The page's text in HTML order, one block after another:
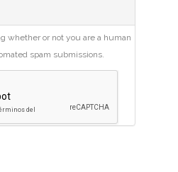
whether or not you are a human
spam submissions.